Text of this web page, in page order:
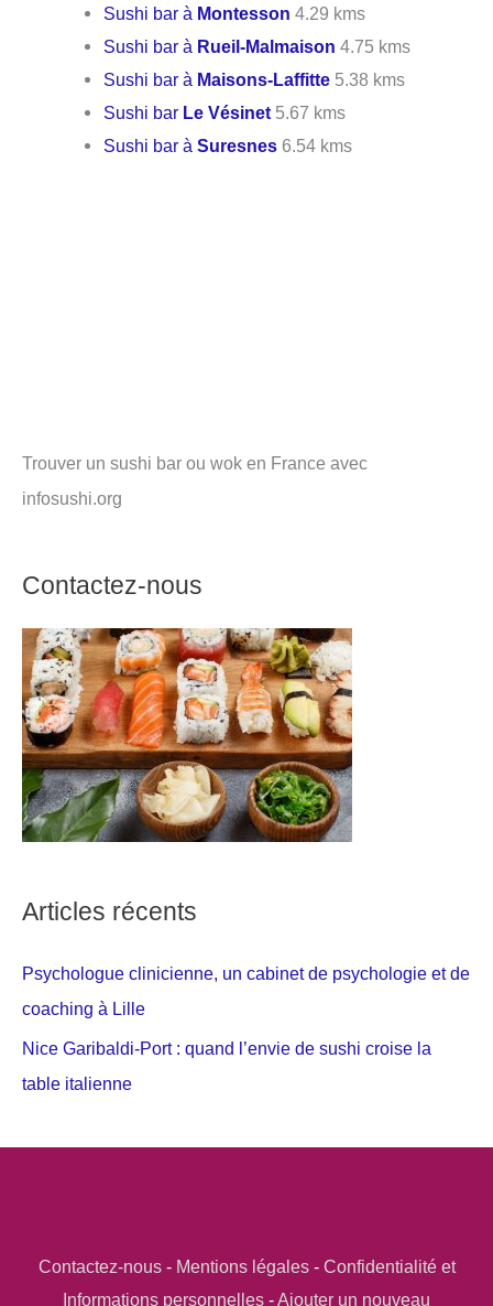
Sushi bar à Montesson 4.29 kms
Sushi bar à Rueil-Malmaison 4.75 kms
Sushi bar à Maisons-Laffitte 5.38 kms
Sushi bar Le Vésinet 5.67 kms
Sushi bar àSuresnes 6.54 kms
Trouver un sushi bar ou wok en France avec
infosushi.org
Contactez-nous
Articles récents
Psychologue clinicienne, un cabinet de psychologie et de
coaching à Lille
Nice Garibaldi-Port : quand l’envie de sushi croise la
table italienne
Contactez-nous- Mentions légales- Confidentialité et
Informations personnelles -Ajouter un nouveau